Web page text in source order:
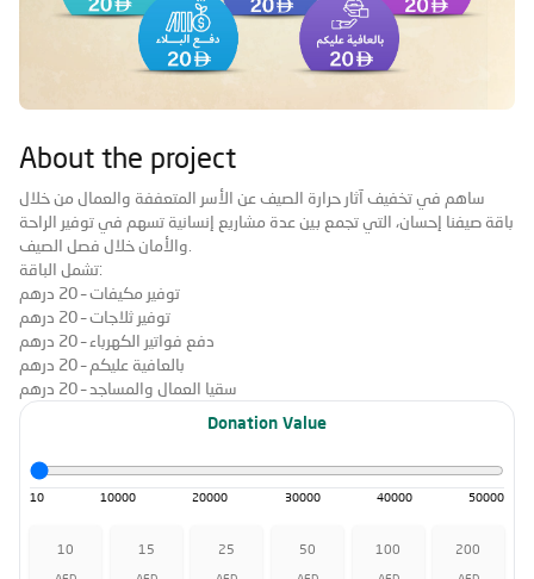
About the project
ساهم في تخفيف آثار حرارة الصيف عن الأسر المتعففة والعمال من خلال
باقة صيفنا إحسان، التي تجمع بين عدة مشاريع إنسانية تسهم في توفير الراحة
والأمان خلال فصل الصيف.
تشمل الباقة:
توفير مكيفات– 20 درهم
توفير ثلاجات– 20 درهم
دفع فواتير الكهرباء– 20 درهم
بالعافية عليكم– 20 درهم
سقيا العمال والمساجد– 20 درهم
Donation Value
10 10000 20000 30000 40000 50000
10 15 25 50 100 200